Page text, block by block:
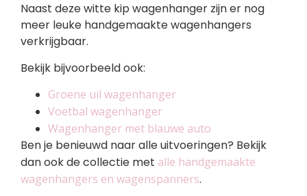
Naast deze witte kip wagenhanger zijn er nog
meer leuke handgemaakte wagenhangers
verkrijgbaar.
Bekijk bijvoorbeeld ook:
Groene uil wagenhanger
Voetbal wagenhanger
Wagenhanger met blauwe auto
Ben je benieuwd naar alle uitvoeringen? Bekijk
dan ook de collectie met alle handgemaakte
wagenhangers en wagenspanners.